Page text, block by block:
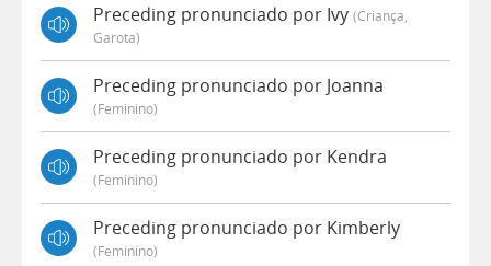
Preceding pronunciado por Ivy (criança,
Garota)
Preceding pronunciado por Joanna
(feminino)
Preceding pronunciado por Kendra
(feminino)
Preceding pronunciado por Kimberly
(feminino)